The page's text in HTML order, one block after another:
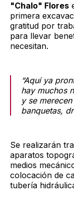
"Chalo" Flores
primera
gratitud por
para llevar
necesitan.
“Aquí ya
hay muchos
y se
banquetas,
Se realizarán
aparatos
medios
colocación de
tubería